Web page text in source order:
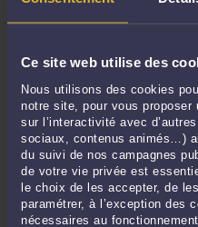
Ce site web utilise des
Nous utilisons des cookies
notre site, pour vous
sur l’interactivité avec
sociaux, contenus animés…)
du suivi de nos campagnes
de votre vie privée est
le choix de les accepter, de
paramétrer, à l’exception des
nécessaires au
Mars 2022
Janvier 2022
Décembre 2021
Novembre 2021
Octobre 2021
Septembre 2021
Août 2021
Juillet 2021